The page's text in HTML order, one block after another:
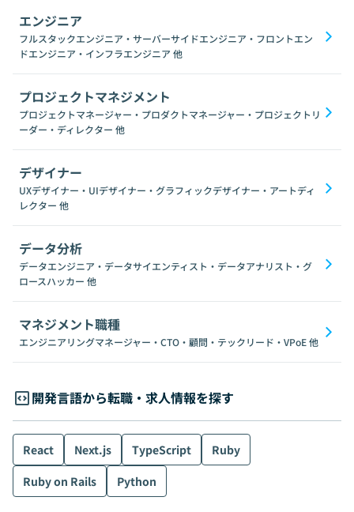
エンジニア
フルスタックエンジニア・サーバーサイドエンジニア・フロントエン
ドエンジニア・インフラエンジニア 他
プロジェクトマネジメント
プロジェクトマネージャー・プロダクトマネージャー・プロジェクトリ
ーダー・ディレクター 他
デザイナー
UXデザイナー・UIデザイナー・グラフィックデザイナー・アートディ
レクター 他
データ分析
データエンジニア・データサイエンティスト・データアナリスト・グ
ロースハッカー 他
マネジメント職種
エンジニアリングマネージャー・CTO・顧問・テックリード・VPoE他
開発言語から転職・求人情報を探す
React Next.js TypeScript
Ruby
Ruby on Rails
Python